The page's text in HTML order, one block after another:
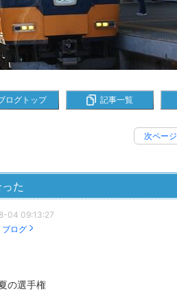
ログトップ 記事一覧
次ページ
た
04 09:13:27
ブログ
の選手権